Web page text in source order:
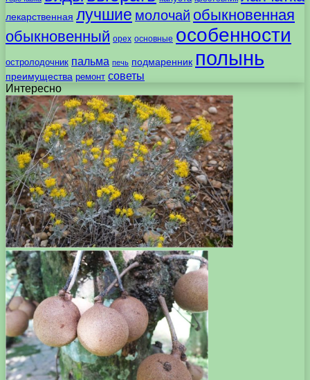
лекарственная лучшие молочай обыкновенная
обыкновенный орех основные особенности
остролодочник пальма печь подмаренник полынь
преимущества ремонт советы
Интересно